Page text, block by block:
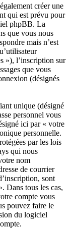
créer une
qui est prévu pour
phpBB. La
que vous nous
mais n’est
»), l’inscription sur
que vous
(désignés
unique (désigné
personnel vous
ici par « votre
personnelle.
par les lois
qui nous
nom
de courrier
sont
Dans tous les cas,
compte vous
pouvez faire le
du logiciel